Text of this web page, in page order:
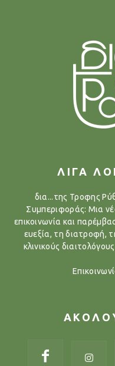
ΛΙΓΑ
δια...της Τροφης
Συμπεριφοράς: Μια
επικοινωνία και
ευεξία, τη διατροφή,
κλινικούς